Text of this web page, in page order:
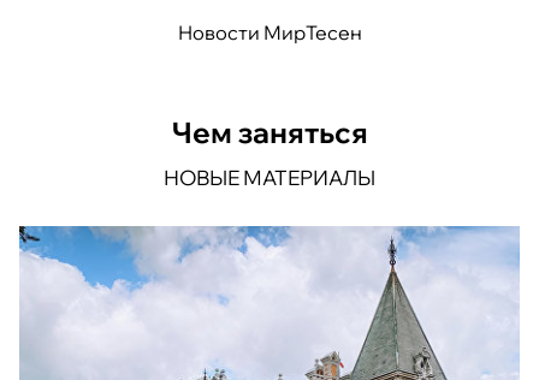
Новости МирТесен
Чем заняться
НОВЫЕ МАТЕРИАЛЫ